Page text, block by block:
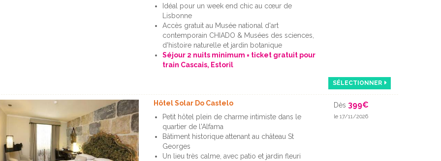
Idéal pour un week end chic au cœur de
Lisbonne
Accès gratuit au Musée national d'art
contemporain CHIADO & Musées des sciences,
d'histoire naturelle et jardin botanique
Séjour 2 nuits minimum = ticket gratuit pour
train Cascais, Estoril
SÉLECTIONNER
Hôtel Solar Do Castelo
Petit hôtel plein de charme intimiste dans le
quartier de l'Alfama
Bâtiment historique attenant au château St
Georges
Un lieu très calme, avec patio et jardin fleuri
Dès 399€
le 17/11/2026